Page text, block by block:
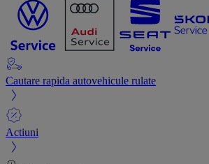
Cautare rapida autovehicule rulate
Actiuni